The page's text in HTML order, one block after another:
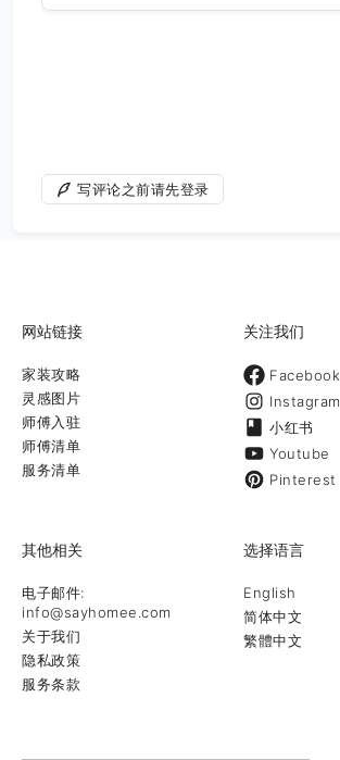
于前任的屋主把室外打了水泥地， 几乎
面的专业人士。 每个人的建议都无法让
我满意。 朱师傅来看过以后， 我把我的
水的问题。 其次又大胆重新设计卧室，
使得原来的两个半卧室（其中一个没有
壁橱），成为三个完整的卧室， 面积也
调整得非常合适。此外， 把卫生间得下
水重新做。 也解决了第二个困扰多年得
问题。 根据朱师傅和曹师傅得建议， 买
了非常价廉物美得瓷砖， 铺在走廊和卫
生间。因为选的瓷砖大而颜色柔和， 看
了两三角台，用来放洗发水，香波等物
品。由于两个卫生间得进水管多年失
修， 这次也换新的。这个工程两个师傅
整整做了一个多月才完成。 当我把出租
广告和照片挂到网上，三天就有人来看
房， 第一个看房的人马上就喜欢上了，
写评论之前请先登录
网站链接
家装攻略
灵感图片
师傅入驻
师傅清单
服务清单
关注我们
Facebook
Instagram
小红书
Youtube
Pinterest
其他相关
电子邮件:
info@sayhomee.com
关于我们
隐私政策
服务条款
选择语言
English
简体中文
繁體中文